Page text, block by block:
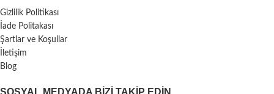
Gizlilik Politikası
İade Politakası
Şartlar ve Koşullar
İletişim
Blog
SOSYAL MEDYADA BIZI TAKIP EDIN